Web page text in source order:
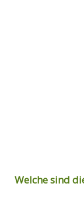
Welche sind